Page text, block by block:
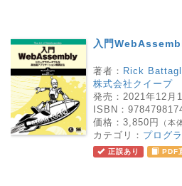
入門
著者： Rick
株式会社クイープ
発売： 2021年12月
ISBN：
価格： 3,850円 （本
カテゴリ： プログ
正誤あり PDF